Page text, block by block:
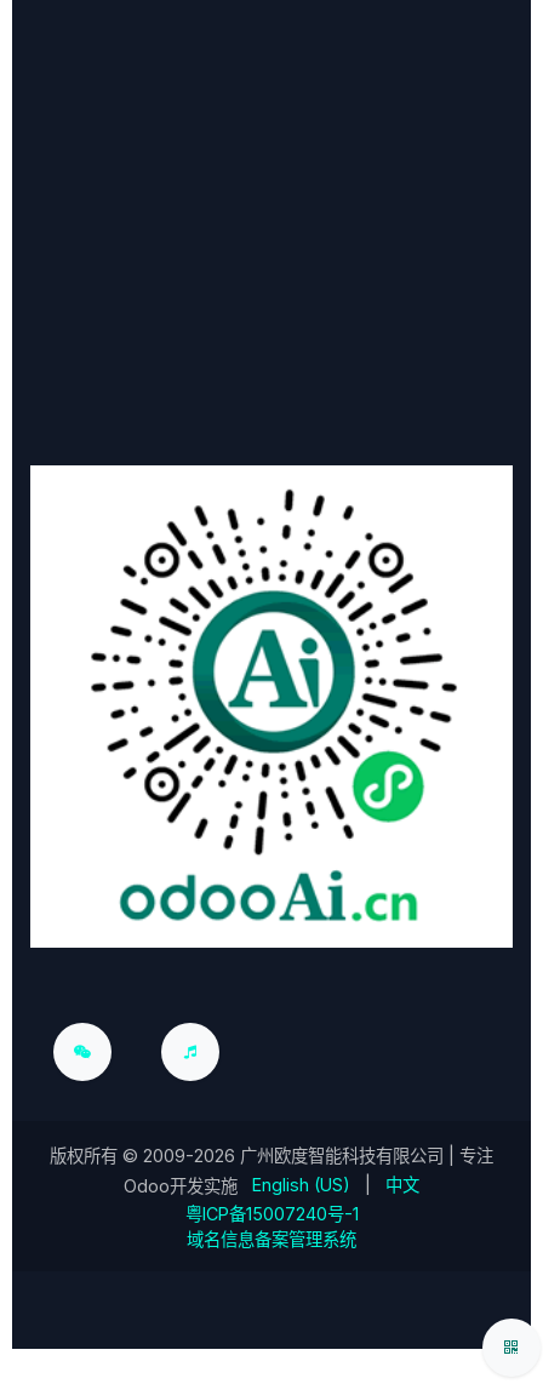
版权所有 © 2009-2026 广州欧度智能科技有限公司
| 专注
Odoo开发实施
English (US)
中文
粤ICP备15007240号-1
域名信息备案管理系统